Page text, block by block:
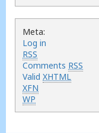
Meta:
Log in
RSS
Comments RSS
Valid XHTML
XFN
WP